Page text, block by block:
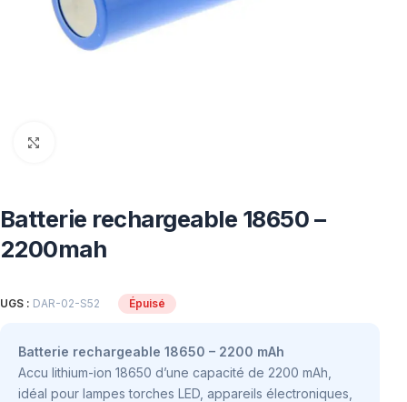
Batterie rechargeable 18650 –
2200mah
UGS : DAR-02-S52 Épuisé
Batterie rechargeable 18650 – 2200 mAh
Accu lithium-ion 18650 d’une capacité de 2200 mAh,
idéal pour lampes torches LED, appareils électroniques,